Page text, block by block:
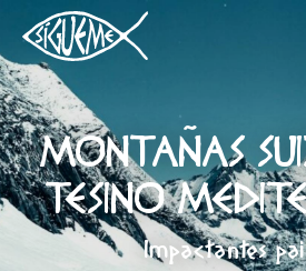
MONTAÑAS
TESINO
Impactantes